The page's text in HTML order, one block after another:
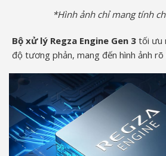
*Hình ảnh chỉ mang tính
Bộ xử lý Regza Engine Gen 3 tối ưu
độ tương phản, mang đến hình ảnh